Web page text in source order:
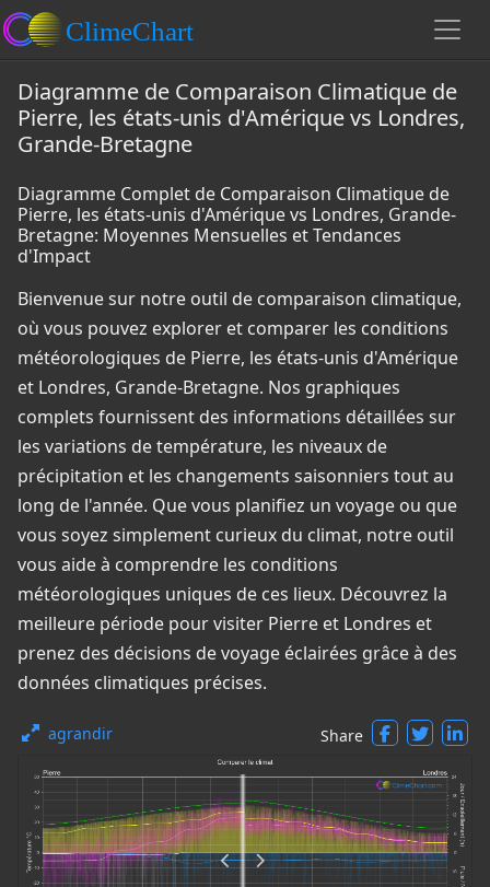
Diagramme de Comparaison Climatique de
Pierre, les états-unis d'Amérique vs Londres,
Grande-Bretagne
Diagramme Complet de Comparaison Climatique de
Pierre, les états-unis d'Amérique vs Londres, Grande-
Bretagne: Moyennes Mensuelles et Tendances
d'Impact
Bienvenue sur notre outil de comparaison climatique,
où vous pouvez explorer et comparer les conditions
météorologiques de Pierre, les états-unis d'Amérique
et Londres, Grande-Bretagne. Nos graphiques
complets fournissent des informations détaillées sur
les variations de température, les niveaux de
précipitation et les changements saisonniers tout au
long de l'année. Que vous planifiez un voyage ou que
vous soyez simplement curieux du climat, notre outil
vous aide à comprendre les conditions
météorologiques uniques de ces lieux. Découvrez la
meilleure période pour visiter Pierre et Londres et
prenez des décisions de voyage éclairées grâce à des
données climatiques précises.
agrandir Share